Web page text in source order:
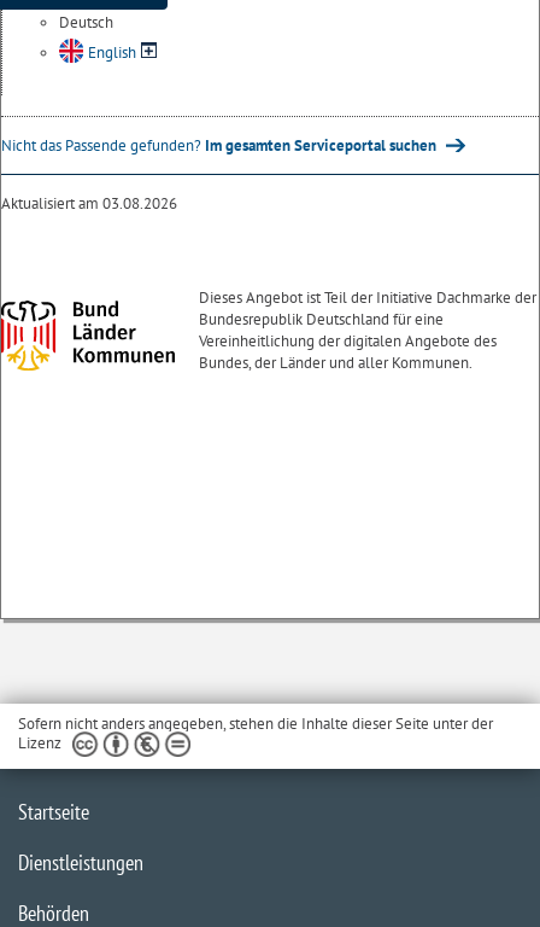
Deutsch
English
Nicht das Passende gefunden? Im gesamten Serviceportal suchen
Aktualisiert am 03.08.2026
Dieses Angebot ist Teil der Initiative Dachmarke der
Bundesrepublik Deutschland für eine
Vereinheitlichung der digitalen Angebote des
Bundes, der Länder und aller Kommunen.
Sofern nicht anders angegeben, stehen die Inhalte dieser Seite unter der
Lizenz
Startseite
Dienstleistungen
Behörden